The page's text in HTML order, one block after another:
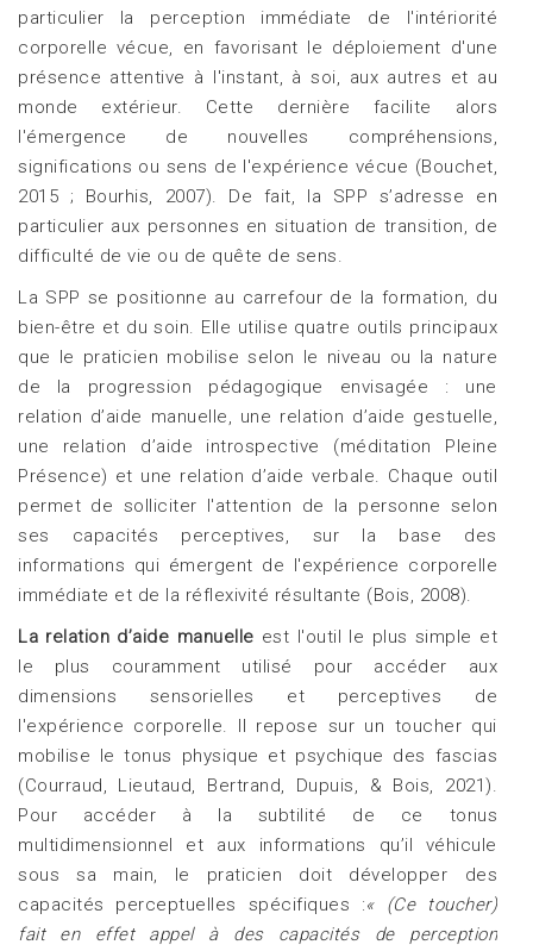
particulier la perception immédiate de l'intériorité
corporelle vécue, en favorisant le déploiement d'une
présence attentive à l'instant, à soi, aux autres et au
monde extérieur. Cette dernière facilite alors
l'émergence de nouvelles compréhensions,
significations ou sens de l'expérience vécue (Bouchet,
2015 ; Bourhis, 2007). De fait, la SPP s’adresse en
particulier aux personnes en situation de transition, de
difficulté de vie ou de quête de sens.
La SPP se positionne au carrefour de la formation, du
bien-être et du soin. Elle utilise quatre outils principaux
que le praticien mobilise selon le niveau ou la nature
de la progression pédagogique envisagée : une
relation d’aide manuelle, une relation d’aide gestuelle,
une relation d’aide introspective (méditation Pleine
Présence) et une relation d’aide verbale. Chaque outil
permet de solliciter l'attention de la personne selon
ses capacités perceptives, sur la base des
informations qui émergent de l'expérience corporelle
immédiate et de la réflexivité résultante (Bois, 2008).
La relation d’aide manuelle est l'outil le plus simple et
le plus couramment utilisé pour accéder aux
dimensions sensorielles et perceptives de
l'expérience corporelle. Il repose sur un toucher qui
mobilise le tonus physique et psychique des fascias
(Courraud, Lieutaud, Bertrand, Dupuis, & Bois, 2021).
Pour accéder à la subtilité de ce tonus
multidimensionnel et aux informations qu’il véhicule
sous sa main, le praticien doit développer des
capacités perceptuelles spécifiques :« (Ce toucher)
fait en effet appel à des capacités de perception